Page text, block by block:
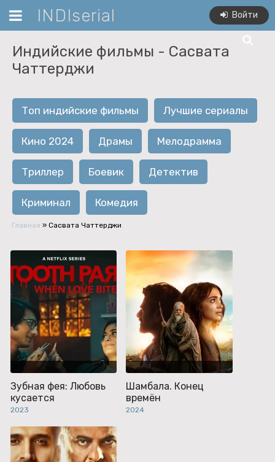
INDIserial Войти
Индийские фильмы - Сасвата
Чаттерджи
Топ индийские фильмы Лучшие сериалы
Кино 2024 Драмы Мелодрамма
Триллер Боевик Детектив
Криминал Комедия
Главная » Сасвата Чаттерджи
Зубная фея: Любовь
кусается
2023
Шамбала. Конец
времён
2024